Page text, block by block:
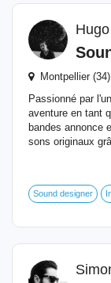
Montpellier
Passionné par
aventure en tant
bandes annonce
sons originaux
Sound designer